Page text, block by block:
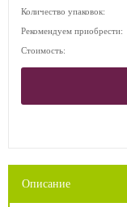
Количество упаковок:
Рекомендуем приобрести:
Стоимость:
Описание